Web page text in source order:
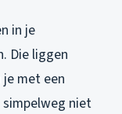
in je
Die liggen
met een
niet